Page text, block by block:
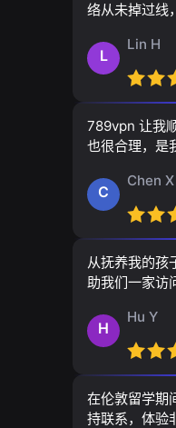
络从未掉过线
L
Lin H
789vpn 让我
也很合理，是
C
Chen X
从抚养我的孩
助我们一家访
H
Hu Y
在伦敦留学期
持联系，体验